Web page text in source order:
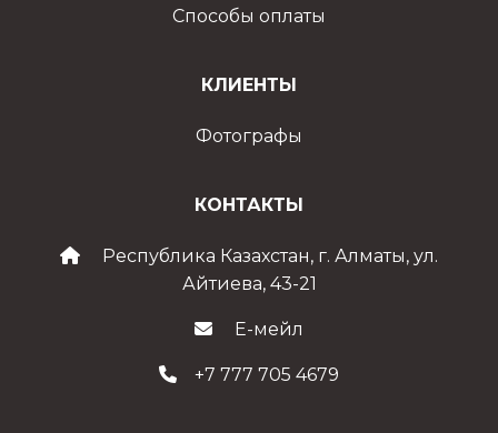
Способы оплаты
КЛИЕНТЫ
Фотографы
КОНТАКТЫ
Республика Казахстан, г. Алматы, ул.
Айтиева, 43-21
Е-мейл
+7 777 705 4679